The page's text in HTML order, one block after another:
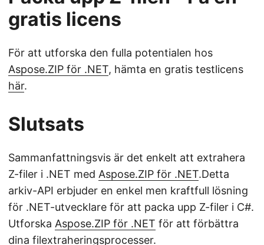
gratis licens
För att utforska den fulla potentialen hos
Aspose.ZIP för .NET, hämta en gratis testlicens
här.
Slutsats
Sammanfattningsvis är det enkelt att extrahera
Z-filer i .NET med Aspose.ZIP för .NET.Detta
arkiv-API erbjuder en enkel men kraftfull lösning
för .NET-utvecklare för att packa upp Z-filer i C#.
Utforska Aspose.ZIP för .NET för att förbättra
dina filextraheringsprocesser.